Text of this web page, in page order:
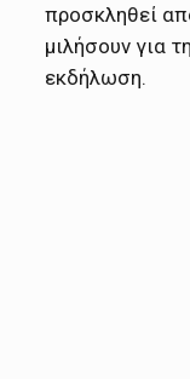
προσκληθεί
μιλήσουν για
εκδήλωση.